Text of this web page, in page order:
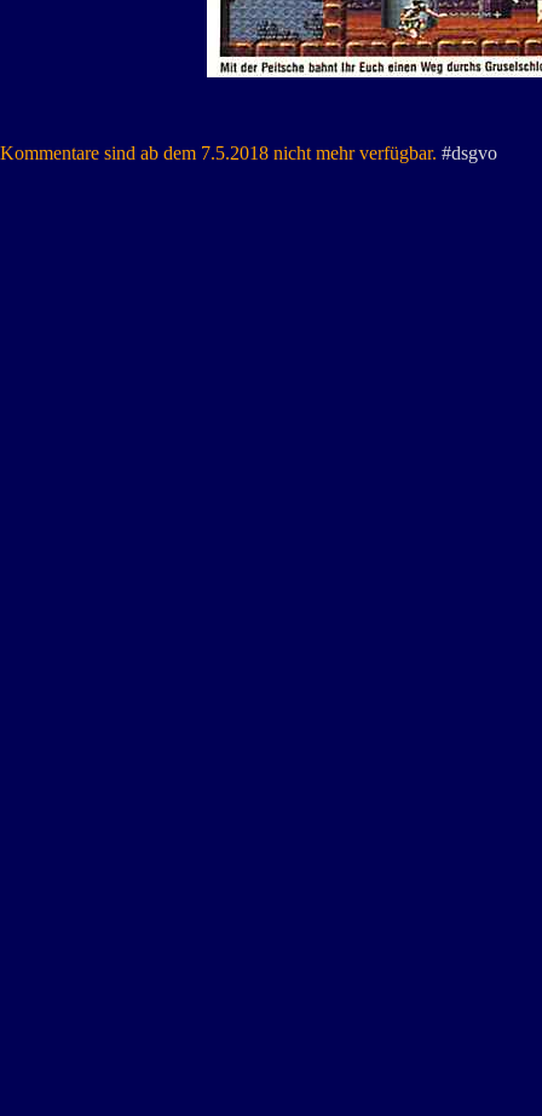
Kommentare sind ab dem 7.5.2018 nicht mehr verfügbar. #dsgvo